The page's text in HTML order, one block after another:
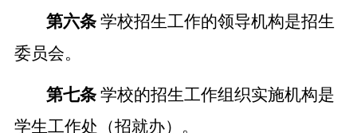
第六条 学校招生工作的领导机构是招生
委员会。
第七条 学校的招生工作组织实施机构是
学生工作处（招就办）。